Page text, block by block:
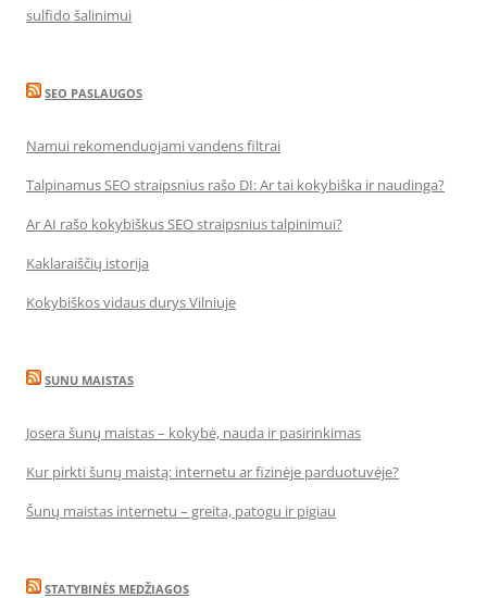
sulfido šalinimui
SEO PASLAUGOS
Namui rekomenduojami vandens filtrai
Talpinamus SEO straipsnius rašo DI: Ar tai kokybiška ir naudinga?
Ar AI rašo kokybiškus SEO straipsnius talpinimui?
Kaklaraiščių istorija
Kokybiškos vidaus durys Vilniuje
SUNU MAISTAS
Josera šunų maistas – kokybė, nauda ir pasirinkimas
Kur pirkti šunų maistą: internetu ar fizinėje parduotuvėje?
Šunų maistas internetu – greita, patogu ir pigiau
STATYBINĖS MEDŽIAGOS